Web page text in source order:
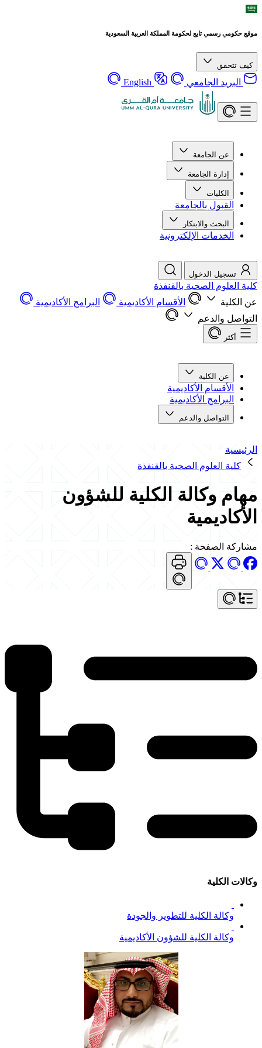
موقع حكومي رسمي تابع لحكومة المملكة العربية السعودية
كيف تتحقق
البريد الجامعي English
عن الجامعة
إدارة الجامعة
الكليات
القبول بالجامعة
البحث والابتكار
الخدمات الإلكترونية
تسجيل الدخول
كلية العلوم الصحية بالقنفذة
عن الكلية
الأقسام الأكاديمية
البرامج الأكاديمية
التواصل والدعم
أكثر
عن الكلية
الأقسام الأكاديمية
البرامج الأكاديمية
التواصل والدعم
الرئيسية
كلية العلوم الصحية بالقنفذة
مهام وكالة الكلية للشؤون
الأكاديمية
مشاركة الصفحة :
وكالات الكلية
وكالة الكلية للتطوير والجودة
وكالة الكلية للشؤون الأكاديمية